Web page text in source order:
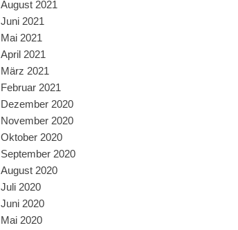
August 2021
Juni 2021
Mai 2021
April 2021
März 2021
Februar 2021
Dezember 2020
November 2020
Oktober 2020
September 2020
August 2020
Juli 2020
Juni 2020
Mai 2020